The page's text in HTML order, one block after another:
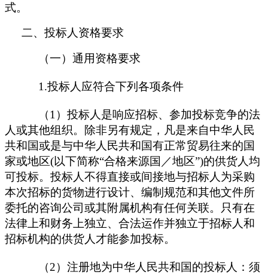
式。
二、投标人资格要求
（一）通用资格要求
1.投标人应符合下列各项条件
（1）投标人是响应招标、参加投标竞争的法
人或其他组织。除非另有规定，凡是来自中华人民
共和国或是与中华人民共和国有正常贸易往来的国
家或地区(以下简称“合格来源国／地区”)的供货人均
可投标。投标人不得直接或间接地与招标人为采购
本次招标的货物进行设计、编制规范和其他文件所
委托的咨询公司或其附属机构有任何关联。只有在
法律上和财务上独立、合法运作并独立于招标人和
招标机构的供货人才能参加投标。
（2）注册地为中华人民共和国的投标人：须